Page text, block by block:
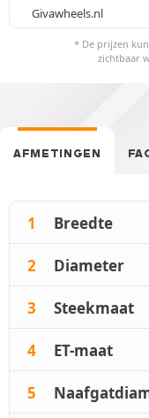
Givawheels.nl
* De prijzen
zichtbaar
AFMETINGEN
1 Breedte
2 Diameter
3 Steekmaat
4 ET-maat
5